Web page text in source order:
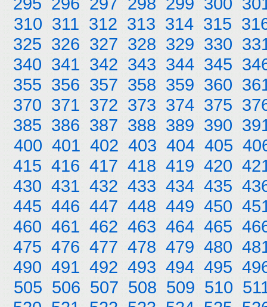
310 311 312 313 314 315
325 326 327 328 329 330
340 341 342 343 344 345
355 356 357 358 359 360
370 371 372 373 374 375
385 386 387 388 389 390
400 401 402 403 404 405
415 416 417 418 419 420
430 431 432 433 434 435
445 446 447 448 449 450
460 461 462 463 464 465
475 476 477 478 479 480
490 491 492 493 494 495
505 506 507 508 509 510